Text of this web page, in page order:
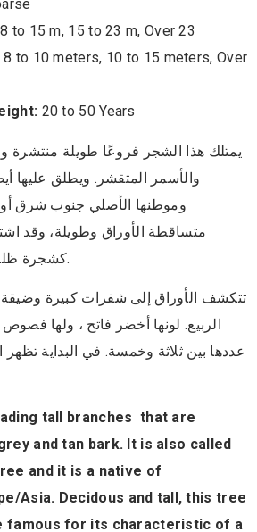
8 to 15 m, 15 to 23 m, Over 23
8 to 10 meters, 10 to 15 meters, Over
20 to 50 Years
يمتلك هذا الشجر فروعًا طويلة منتشرة
والأسمر المتقشر. ويطلق عليها
وموطنها الأصلي جنوب شرق
متساقطة الأوراق وطويلة، وقد
كشجرة ظليلة في الشرق الأوسط.
تتكشف الأوراق إلى شفرات كبيرة
الربيع. لونها أخضر فاتح ، ولها فصوص
عددها بين ثلاثة وخمسة. في البداية تظهر
tall branches that are
and tan bark. It is also called
and it is a native of
Asia. Decidous and tall, this tree
famous for its characteristic of a